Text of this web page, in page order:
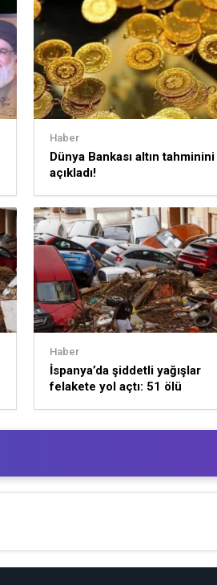
Haber
Dünya Bankası altın tahminini
açıkladı!
Haber
İspanya’da şiddetli yağışlar
felakete yol açtı: 51 ölü